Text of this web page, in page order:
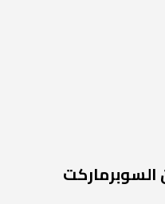
السوبرماركت